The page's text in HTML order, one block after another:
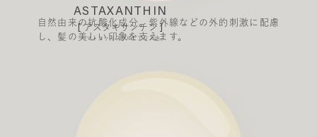
ASTAXANTHIN
[ アスタキサンチン ]
ヘマトコッカスプルビアリス油
自然由来の抗酸化成分。紫外線などの外的刺激に配慮
し、髪の美しい印象を支えます。